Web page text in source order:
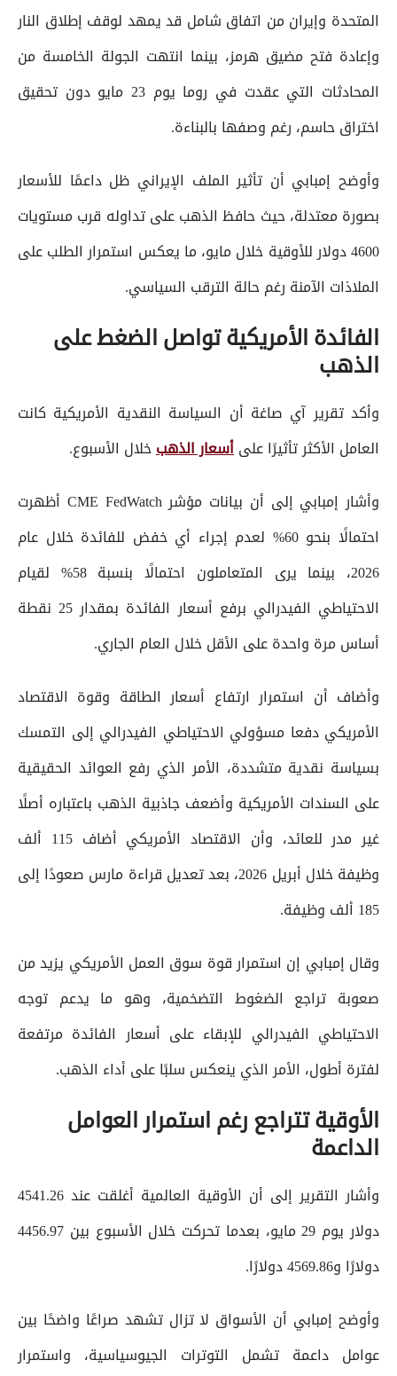
المتحدة وإيران من اتفاق شامل قد يمهد لوقف إطلاق النار
وإعادة فتح مضيق هرمز، بينما انتهت الجولة الخامسة من
المحادثات التي عقدت في روما يوم 23 مايو دون تحقيق
اختراق حاسم، رغم وصفها بالبناءة.
وأوضح إمبابي أن تأثير الملف الإيراني ظل داعمًا للأسعار
بصورة معتدلة، حيث حافظ الذهب على تداوله قرب مستويات
4600 دولار للأوقية خلال مايو، ما يعكس استمرار الطلب على
الملاذات الآمنة رغم حالة الترقب السياسي.
الفائدة الأمريكية تواصل الضغط على
الذهب
وأكد تقرير آي صاغة أن السياسة النقدية الأمريكية كانت
العامل الأكثر تأثيرًا علىأسعار الذهبخلال الأسبوع.
وأشار إمبابي إلى أن بيانات مؤشر CME FedWatch أظهرت
احتمالًا بنحو 60% لعدم إجراء أي خفض للفائدة خلال عام
2026، بينما يرى المتعاملون احتمالًا بنسبة 58% لقيام
الاحتياطي الفيدرالي برفع أسعار الفائدة بمقدار 25 نقطة
أساس مرة واحدة على الأقل خلال العام الجاري.
وأضاف أن استمرار ارتفاع أسعار الطاقة وقوة الاقتصاد
الأمريكي دفعا مسؤولي الاحتياطي الفيدرالي إلى التمسك
بسياسة نقدية متشددة، الأمر الذي رفع العوائد الحقيقية
على السندات الأمريكية وأضعف جاذبية الذهب باعتباره أصلًا
غير مدر للعائد، وأن الاقتصاد الأمريكي أضاف 115 ألف
وظيفة خلال أبريل 2026، بعد تعديل قراءة مارس صعودًا إلى
185 ألف وظيفة.
وقال إمبابي إن استمرار قوة سوق العمل الأمريكي يزيد من
صعوبة تراجع الضغوط التضخمية، وهو ما يدعم توجه
الاحتياطي الفيدرالي للإبقاء على أسعار الفائدة مرتفعة
لفترة أطول، الأمر الذي ينعكس سلبًا على أداء الذهب.
الأوقية تتراجع رغم استمرار العوامل
الداعمة
وأشار التقرير إلى أن الأوقية العالمية أغلقت عند 4541.26
دولار يوم 29 مايو، بعدما تحركت خلال الأسبوع بين 4456.97
دولارًا و4569.86 دولارًا.
وأوضح إمبابي أن الأسواق لا تزال تشهد صراعًا واضحًا بين
عوامل داعمة تشمل التوترات الجيوسياسية، واستمرار